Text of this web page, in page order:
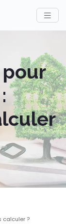
calculer ?